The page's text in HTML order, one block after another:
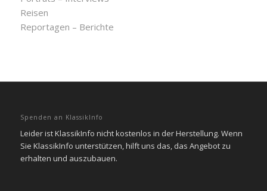
Reisen
Reportagen – Berichte
Spenden an KlassikInfo
Leider ist KlassikInfo nicht kostenlos in der Herstellung. Wenn
Sie KlassikInfo unterstützen, hilft uns das, das Angebot zu
erhalten und auszubauen.